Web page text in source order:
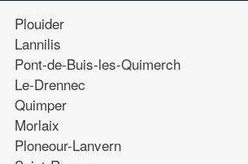
Plouider
Lannilis
Pont-de-Buis-les-Quimerch
Le-Drennec
Quimper
Morlaix
Ploneour-Lanvern